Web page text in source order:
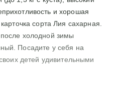
и хорошая
сорта Лия сахарная.
холодной зимы
Посадите у себя на
детей удивительными